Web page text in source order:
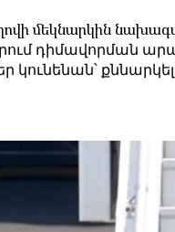
մեկնարկին
դիմավորման